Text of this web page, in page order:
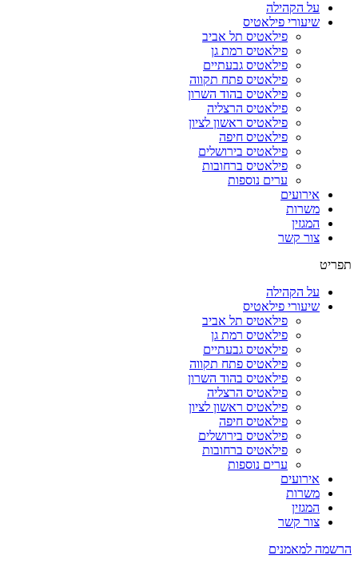
על הקהילה
שיעורי פילאטיס
פילאטיס תל אביב
פילאטיס רמת גן
פילאטיס גבעתיים
פילאטיס פתח תקווה
פילאטיס בהוד השרון
פילאטיס הרצליה
פילאטיס ראשון לציון
פילאטיס חיפה
פילאטיס בירושלים
פילאטיס ברחובות
ערים נוספות
אירועים
משרות
המגזין
צור קשר
תפריט
על הקהילה
שיעורי פילאטיס
פילאטיס תל אביב
פילאטיס רמת גן
פילאטיס גבעתיים
פילאטיס פתח תקווה
פילאטיס בהוד השרון
פילאטיס הרצליה
פילאטיס ראשון לציון
פילאטיס חיפה
פילאטיס בירושלים
פילאטיס ברחובות
ערים נוספות
אירועים
משרות
המגזין
צור קשר
הרשמה למאמנים